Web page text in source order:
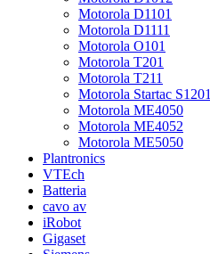
Motorola D1101
Motorola D1111
Motorola O101
Motorola T201
Motorola T211
Motorola Startac S1201
Motorola ME4050
Motorola ME4052
Motorola ME5050
Plantronics
VTEch
Batteria
cavo av
iRobot
Gigaset